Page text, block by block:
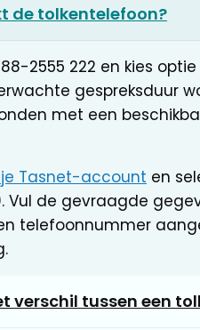
de tolkentelefoon?
2555 222 en kies
gespreksduur
met een
je Tasnet-account en
de gevraagde
telefoonnummer
verschil tussen een